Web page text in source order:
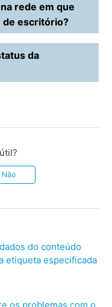
rede em que
de escritório?
da
Não
do conteúdo
etiqueta especificada